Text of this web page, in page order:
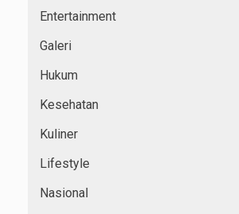
Entertainment
Galeri
Hukum
Kesehatan
Kuliner
Lifestyle
Nasional